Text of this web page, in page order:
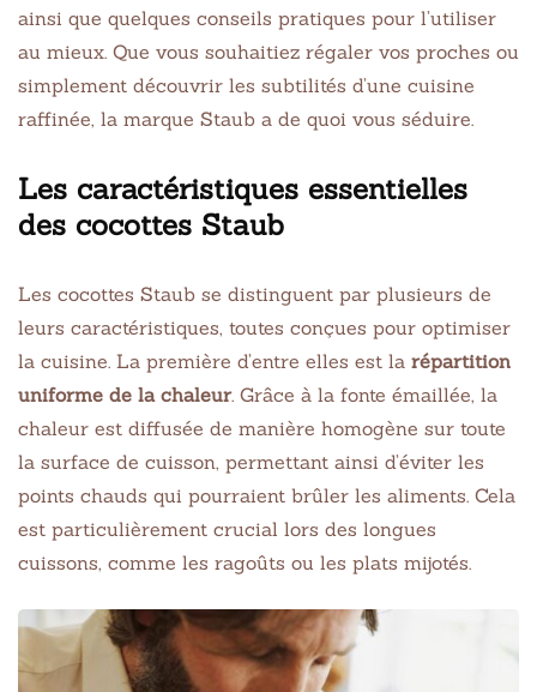
ainsi que quelques conseils pratiques pour l’utiliser
au mieux. Que vous souhaitiez régaler vos proches ou
simplement découvrir les subtilités d’une cuisine
raffinée, la marque Staub a de quoi vous séduire.
Les caractéristiques essentielles
des cocottes Staub
Les cocottes Staub se distinguent par plusieurs de
leurs caractéristiques, toutes conçues pour optimiser
la cuisine. La première d’entre elles est la répartition
uniforme de la chaleur. Grâce à la fonte émaillée, la
chaleur est diffusée de manière homogène sur toute
la surface de cuisson, permettant ainsi d’éviter les
points chauds qui pourraient brûler les aliments. Cela
est particulièrement crucial lors des longues
cuissons, comme les ragoûts ou les plats mijotés.